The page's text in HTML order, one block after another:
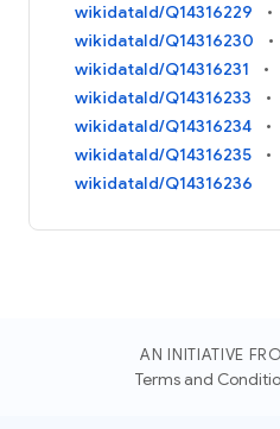
wikidataId/Q14316229
wikidataId/Q14316230
wikidataId/Q14316231
wikidataId/Q14316233
wikidataId/Q14316234
wikidataId/Q14316235
wikidataId/Q14316236
AN INITIATIVE
Terms and